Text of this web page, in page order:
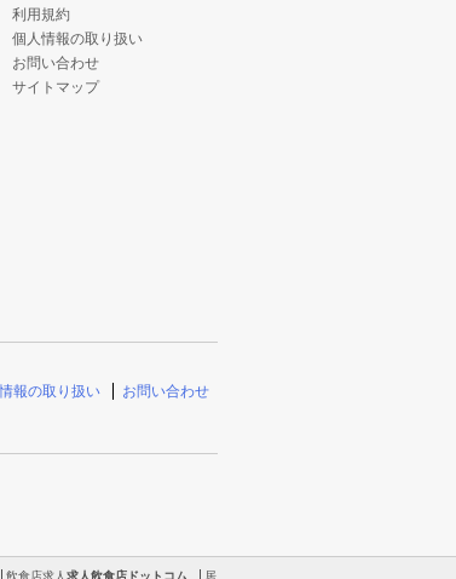
利用規約
個人情報の取り扱い
お問い合わせ
サイトマップ
報の取り扱い
お問い合わせ